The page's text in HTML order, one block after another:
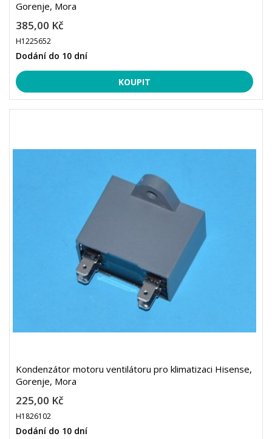
Gorenje, Mora
385,00 Kč
H1225652
Dodání do 10 dní
Kondenzátor motoru ventilátoru pro klimatizaci Hisense,
Gorenje, Mora
225,00 Kč
H1826102
Dodání do 10 dní